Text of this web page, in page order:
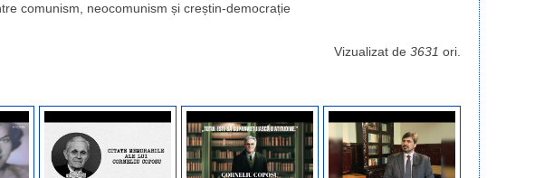
comunism, neocomunism și creștin-democrație
Vizualizat de 3631 ori.